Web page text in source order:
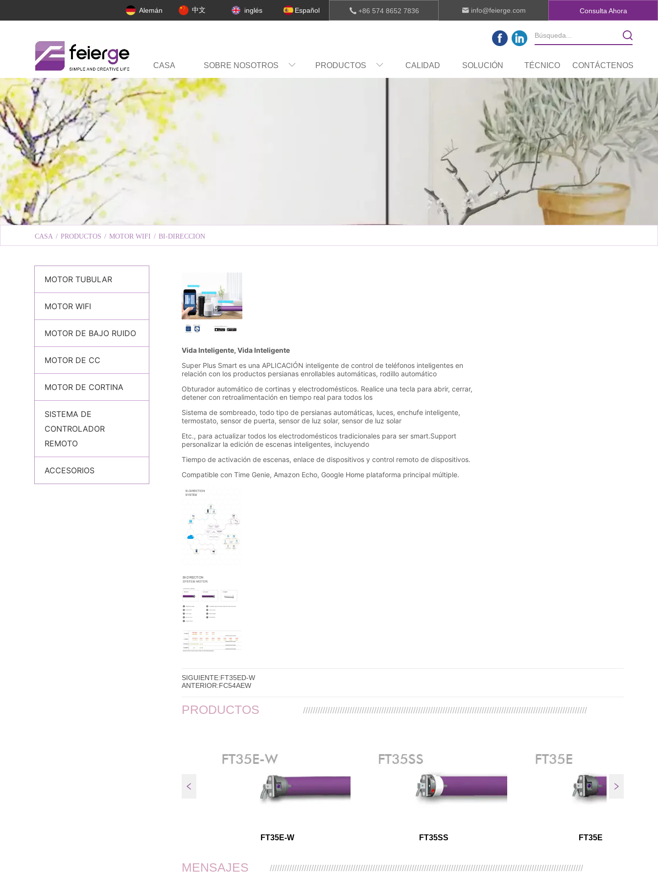
Alemán 中文 inglés Español +86 574 8652 7836 info@feierge.com Consulta Ahora
CASA SOBRE NOSOTROS PRODUCTOS CALIDAD SOLUCIÓN TÉCNICO CONTÁCTENOS
HABILIDAD DE I + D
CASA / PRODUCTOS / MOTOR WIFI / BI-DIRECCIÓN
MOTOR TUBULAR
MOTOR WIFI
MOTOR DE BAJO RUIDO
MOTOR DE CC
MOTOR DE CORTINA
SISTEMA DE
CONTROLADOR
REMOTO
ACCESORIOS
SIGUIENTE:FT35ED-W
ANTERIOR:FC54AEW
PRODUCTOS ////////////////////////////////////////////////////////////////////////////////////////////////////////////////////
FT35E-W FT35SS FT35E
MENSAJES ////////////////////////////////////////////////////////////////////////////////////////////////////////////////////////////////